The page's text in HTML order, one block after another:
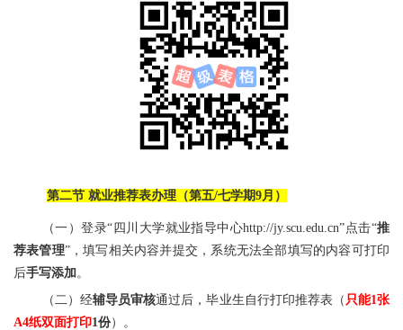
第二节 就业推荐表办理（第五/七学期9月）
（一）登录“四川大学就业指导中心http://jy.scu.edu.cn”点击“推
荐表管理”，填写相关内容并提交，系统无法全部填写的内容可打印
后手写添加。
（二）经辅导员审核通过后，毕业生自行打印推荐表（ 只能1张
A4纸双面打印1份）。